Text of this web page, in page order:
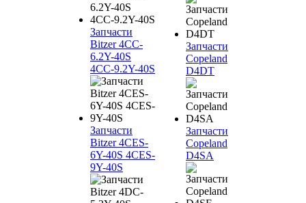
Запчасти
Bitzer 4CC-
6.2Y-40S
4CC-9.2Y-40S
Запчасти
Bitzer 4CES-
6Y-40S 4CES-
9Y-40S
Запчасти
Copeland
D4DT
Запчасти
Copeland
D4SA